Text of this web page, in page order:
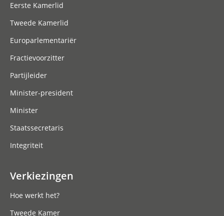
Eerste Kamerlid
Tweede Kamerlid
Europarlementariër
Fractievoorzitter
Partijleider
Minister-president
Minister
Staatssecretaris
Integriteit
Verkiezingen
Hoe werkt het?
Tweede Kamer